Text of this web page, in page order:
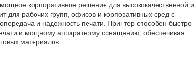
корпоративное решение для высококачественной и
для рабочих групп, офисов и корпоративных сред с
и надежность печати. Принтер способен быстро
и мощному аппаратному оснащению, обеспечивая
материалов.